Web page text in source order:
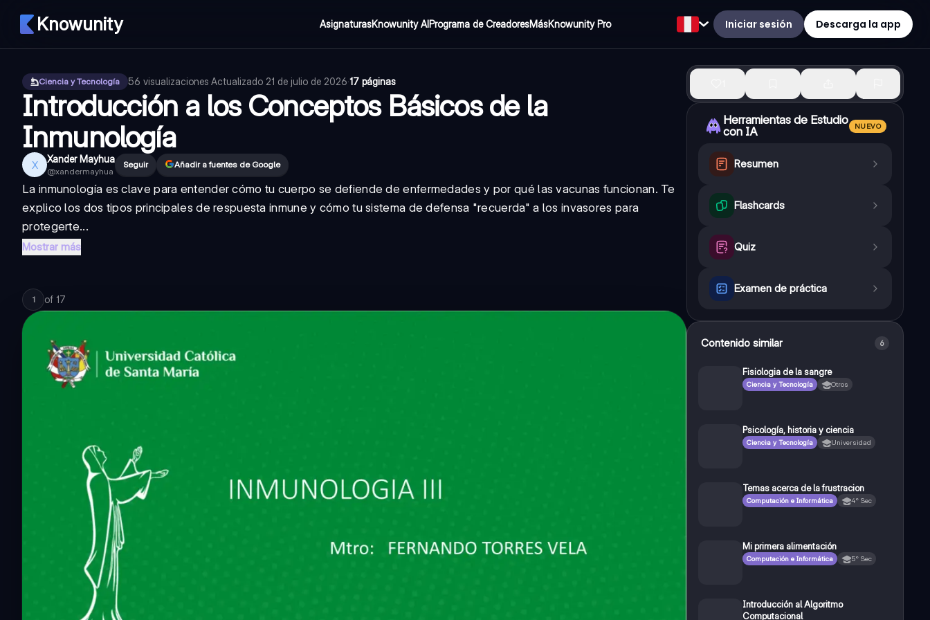
Knowunity AsignaturasKnowunity AIPrograma de CreadoresMásKnowunity Pro Iniciar sesión Descarga la app
Ciencia y Tecnología 56 visualizaciones·Actualizado 21 de julio de 2026·17 páginas
Introducción a los Conceptos Básicos de la
Inmunología
X Xander Mayhua
@xandermayhua
Seguir Añadir a fuentes de Google
La inmunología es clave para entender cómo tu cuerpo se defiende de enfermedades y por qué las vacunas funcionan. Te
explico los dos tipos principales de respuesta inmune y cómo tu sistema de defensa "recuerda" a los invasores para
protegerte...
Mostrar más
1 of 17
Herramientas de Estudio
con IA
NUEVO
Resumen
Flashcards
Quiz
Examen de práctica
Contenido similar 6
Fisiologia de la sangre
Ciencia y Tecnología Otros
Psicología, historia y ciencia
Ciencia y Tecnología Universidad
Temas acerca de la frustracion
Computación e Informática 4° Sec
Mi primera alimentación
Computación e Informática 5° Sec
Introducción al Algoritmo
Computacional